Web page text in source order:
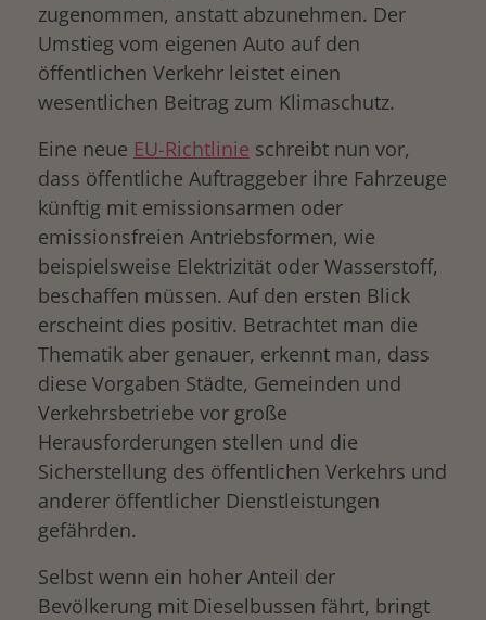
zugenommen, anstatt abzunehmen. Der
Umstieg vom eigenen Auto auf den
öffentlichen Verkehr leistet einen
wesentlichen Beitrag zum Klimaschutz.
Eine neue EU-Richtlinie schreibt nun vor,
dass öffentliche Auftraggeber ihre Fahrzeuge
künftig mit emissionsarmen oder
emissionsfreien Antriebsformen, wie
beispielsweise Elektrizität oder Wasserstoff,
beschaffen müssen. Auf den ersten Blick
erscheint dies positiv. Betrachtet man die
Thematik aber genauer, erkennt man, dass
diese Vorgaben Städte, Gemeinden und
Verkehrsbetriebe vor große
Herausforderungen stellen und die
Sicherstellung des öffentlichen Verkehrs und
anderer öffentlicher Dienstleistungen
gefährden.
Selbst wenn ein hoher Anteil der
Bevölkerung mit Dieselbussen fährt, bringt